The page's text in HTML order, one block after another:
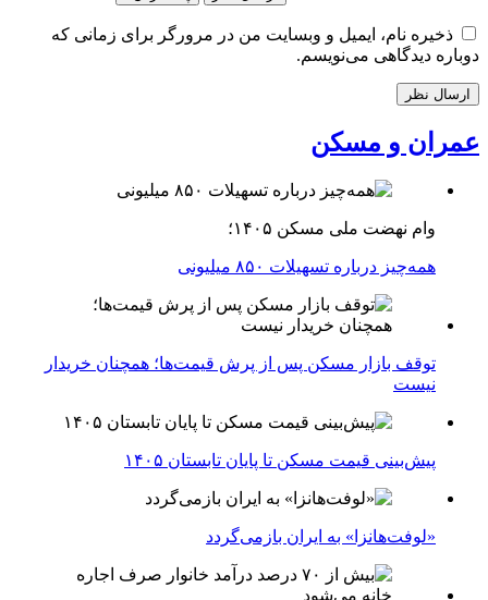
ذخیره نام، ایمیل و وبسایت من در مرورگر برای زمانی که
دوباره دیدگاهی می‌نویسم.
عمران و مسکن
وام نهضت ملی مسکن ۱۴۰۵؛
همه‌چیز درباره تسهیلات ۸۵۰ میلیونی
توقف بازار مسکن پس از پرش قیمت‌ها؛ همچنان خریدار
نیست
پیش‌بینی قیمت مسکن تا پایان تابستان ۱۴۰۵
«لوفت‌هانزا» به ایران بازمی‌گردد